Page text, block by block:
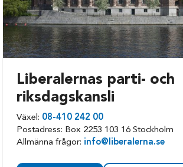
Liberalernas parti- och
riksdagskansli
Växel: 08-410 242 00
Postadress: Box 2253 103 16 Stockholm
Allmänna frågor: info@liberalerna.se